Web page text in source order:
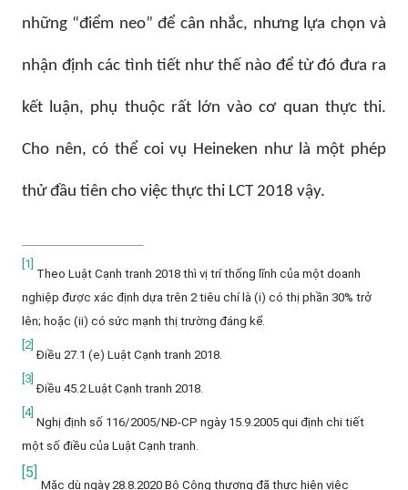
những “điểm neo” để cân nhắc, nhưng lựa chọn và
nhận định các tình tiết như thế nào để từ đó đưa ra
kết luận, phụ thuộc rất lớn vào cơ quan thực thi.
Cho nên, có thể coi vụ Heineken như là một phép
thử đầu tiên cho việc thực thi LCT 2018 vậy.
[1]
Theo Luật Cạnh tranh 2018 thì vị trí thống lĩnh của một doanh
nghiệp được xác định dựa trên 2 tiêu chí là (i) có thị phần 30% trở
lên; hoặc (ii) có sức mạnh thị trường đáng kể.
[2]
Điều 27.1 (e) Luật Cạnh tranh 2018.
[3]
Điều 45.2 Luật Cạnh tranh 2018.
[4]
Nghị định số 116/2005/NĐ-CP ngày 15.9.2005 qui định chi tiết
một số điều của Luật Cạnh tranh.
[5]
Mặc dù ngày 28.8.2020 Bộ Công thương đã thực hiện việc